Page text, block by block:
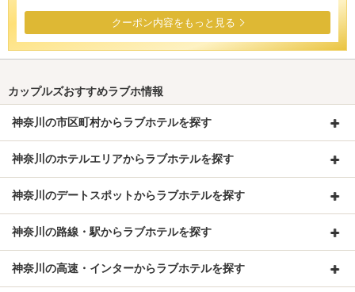
クーポン内容をもっと見る
カップルズおすすめラブホ情報
神奈川の市区町村からラブホテルを探す
神奈川のホテルエリアからラブホテルを探す
神奈川のデートスポットからラブホテルを探す
神奈川の路線・駅からラブホテルを探す
神奈川の高速・インターからラブホテルを探す